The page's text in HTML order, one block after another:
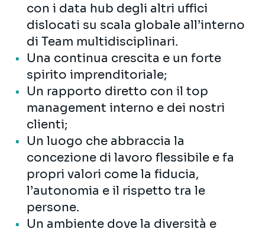
con i data hub degli altri uffici
dislocati su scala globale all’interno
di Team multidisciplinari.
Una continua crescita e un forte
spirito imprenditoriale;
Un rapporto diretto con il top
management interno e dei nostri
clienti;
Un luogo che abbraccia la
concezione di lavoro flessibile e fa
propri valori come la fiducia,
l’autonomia e il rispetto tra le
persone.
Un ambiente dove la diversità e